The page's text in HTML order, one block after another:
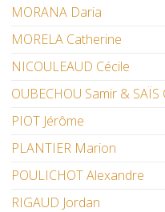
MORANA Daria
MORELA Catherine
NICOULEAUD Cécile
OUBECHOU Samir & SAÏS
PIOT Jérôme
PLANTIER Marion
POULICHOT Alexandre
RIGAUD Jordan